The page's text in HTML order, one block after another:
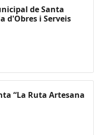
de Santa
d'Obres i Serveis
“La Ruta Artesana